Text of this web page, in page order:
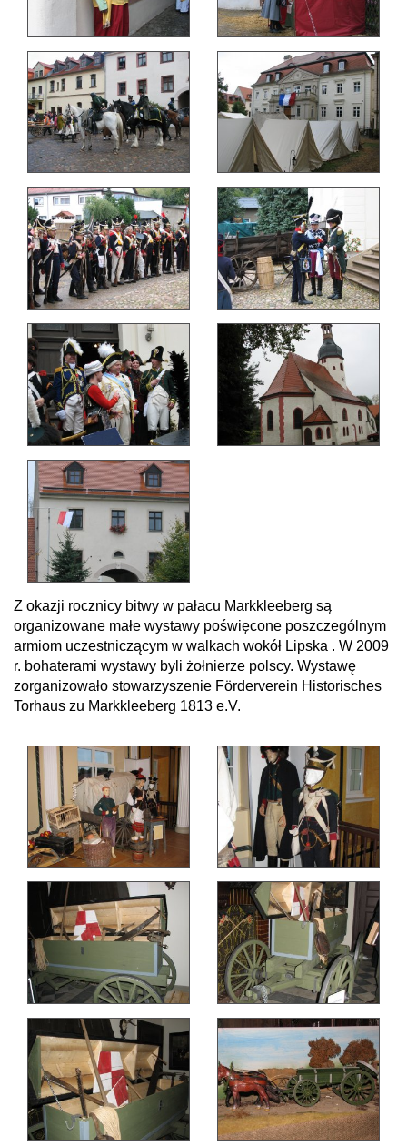
Z okazji rocznicy bitwy w pałacu Markkleeberg są
organizowane małe wystawy poświęcone poszczególnym
armiom uczestniczącym w walkach wokół Lipska . W 2009
r. bohaterami wystawy byli żołnierze polscy. Wystawę
zorganizowało stowarzyszenie Förderverein Historisches
Torhaus zu Markkleeberg 1813 e.V.